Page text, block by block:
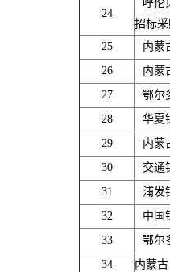
24
呼伦
招标
25
内蒙
26
内蒙
27
鄂尔
28
华夏
29
内蒙
30
交通
31
浦发
32
中国
33
鄂尔
34
内蒙